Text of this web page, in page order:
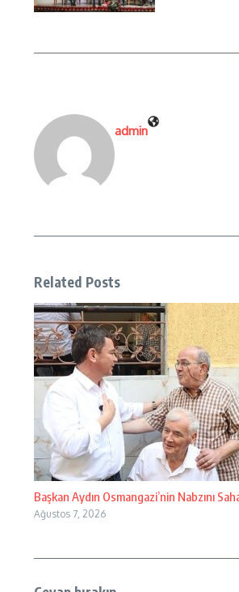
admin
Related Posts
Başkan Aydın Osmangazi’nin Nabzını
Ağustos 7, 2026